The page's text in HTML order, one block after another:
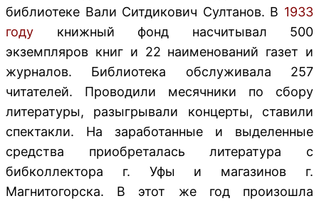
библиотеке Вали Ситдикович Султанов. В 1933
году книжный фонд насчитывал 500
экземпляров книг и 22 наименований газет и
журналов. Библиотека обслуживала 257
читателей. Проводили месячники по сбору
литературы, разыгрывали концерты, ставили
спектакли. На заработанные и выделенные
средства приобреталась литература с
бибколлектора г. Уфы и магазинов г.
Магнитогорска. В этот же год произошла